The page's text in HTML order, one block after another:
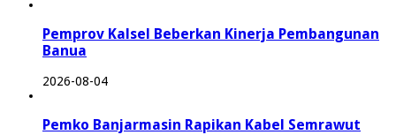
Pemprov Kalsel Beberkan Kinerja Pembangunan
Banua
2026-08-04
Pemko Banjarmasin Rapikan Kabel Semrawut